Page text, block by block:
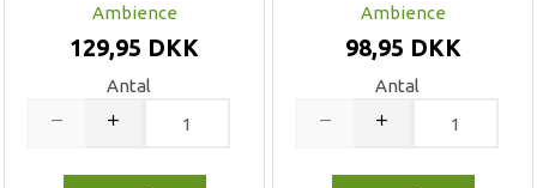
Ambience
129,95 DKK
Antal
Ambience
98,95 DKK
Antal